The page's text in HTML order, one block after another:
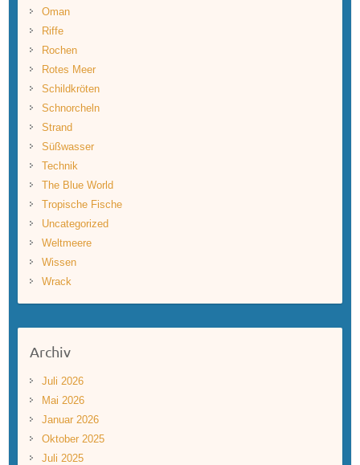
Oman
Riffe
Rochen
Rotes Meer
Schildkröten
Schnorcheln
Strand
Süßwasser
Technik
The Blue World
Tropische Fische
Uncategorized
Weltmeere
Wissen
Wrack
Archiv
Juli 2026
Mai 2026
Januar 2026
Oktober 2025
Juli 2025